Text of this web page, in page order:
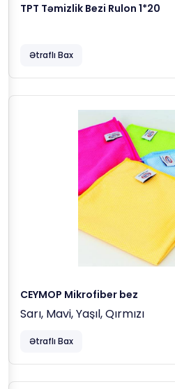
TPT Təmizlik Bezi Rulon 1*20
Ətraflı Bax
CEYMOP Mikrofiber bez
Sarı, Mavi, Yaşıl, Qırmızı
Ətraflı Bax